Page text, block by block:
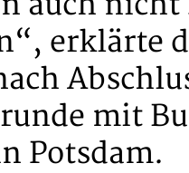
erklärte
mit
Potsdam.